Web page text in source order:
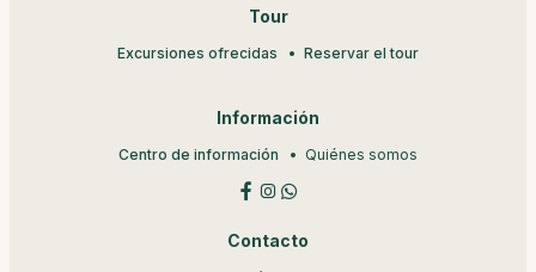
Tour
Excursiones ofrecidas Reservar el tour
Información
Centro de información Quiénes somos
Contacto